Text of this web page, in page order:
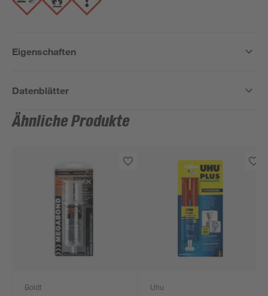
Eigenschaften
Datenblätter
Ähnliche Produkte
Boldt Uhu